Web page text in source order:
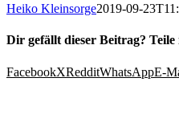
Heiko Kleinsorge2019-09-
Dir gefällt dieser Beitrag?
FacebookXRedditWhatsAppE-